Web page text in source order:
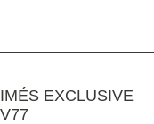
EXCLUSIVE